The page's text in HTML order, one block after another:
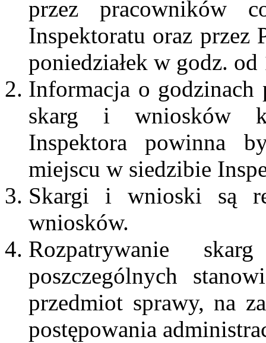
przez pracowników
Inspektoratu oraz przez
poniedziałek w godz.
Informacja o godzinach
skarg i wniosków
Inspektora powinna
miejscu w siedzibie
Skargi i wnioski są
wniosków.
Rozpatrywanie
poszczególnych
przedmiot sprawy, na
postępowania